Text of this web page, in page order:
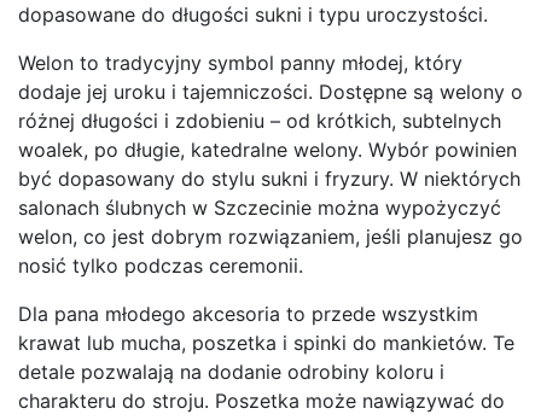
dopasowane do długości sukni i typu uroczystości.
Welon to tradycyjny symbol panny młodej, który
dodaje jej uroku i tajemniczości. Dostępne są welony o
różnej długości i zdobieniu – od krótkich, subtelnych
woalek, po długie, katedralne welony. Wybór powinien
być dopasowany do stylu sukni i fryzury. W niektórych
salonach ślubnych w Szczecinie można wypożyczyć
welon, co jest dobrym rozwiązaniem, jeśli planujesz go
nosić tylko podczas ceremonii.
Dla pana młodego akcesoria to przede wszystkim
krawat lub mucha, poszetka i spinki do mankietów. Te
detale pozwalają na dodanie odrobiny koloru i
charakteru do stroju. Poszetka może nawiązywać do